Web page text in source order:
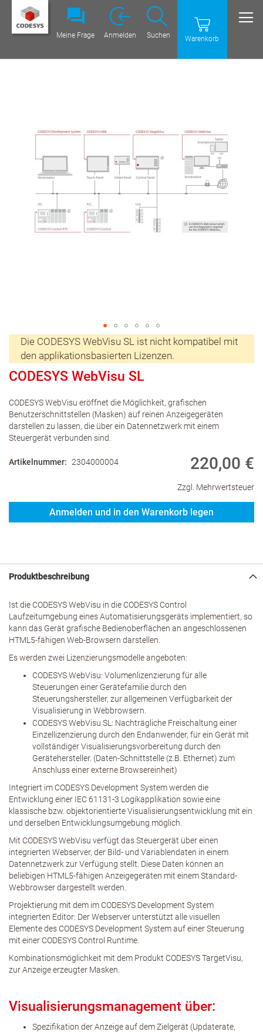
Warenkorb
Suchen
Meine Frage Anmelden
Die CODESYS WebVisu SL ist nicht kompatibel mit
den applikationsbasierten Lizenzen.
CODESYS WebVisu SL
CODESYS WebVisu eröffnet die Möglichkeit, grafischen
Benutzerschnittstellen (Masken) auf reinen Anzeigegeräten
darstellen zu lassen, die über ein Datennetzwerk mit einem
Steuergerät verbunden sind.
Artikelnummer 2304000004 220,00 €
Zzgl. Mehrwertsteuer
Anmelden und in den Warenkorb legen
Produktbeschreibung
Ist die CODESYS WebVisu in die CODESYS Control
Laufzeitumgebung eines Automatisierungsgeräts implementiert, so
kann das Gerät grafische Bedienoberflächen an angeschlossenen
HTML5-fähigen Web-Browsern darstellen.
Es werden zwei Lizenzierungsmodelle angeboten:
CODESYS WebVisu: Volumenlizenzierung für alle
Steuerungen einer Gerätefamilie durch den
Steuerungshersteller, zur allgemeinen Verfügbarkeit der
Visualisierung in Webbrowsern.
CODESYS WebVisu SL: Nachträgliche Freischaltung einer
Einzellizenzierung durch den Endanwender, für ein Gerät mit
vollständiger Visualisierungsvorbereitung durch den
Gerätehersteller. (Daten-Schnittstelle (z.B. Ethernet) zum
Anschluss einer externe Browsereinheit)
Integriert im CODESYS Development System werden die
Entwicklung einer IEC 61131-3 Logikapplikation sowie eine
klassische bzw. objektorientierte Visualisierungsentwicklung mit ein
und derselben Entwicklungsumgebung möglich.
Mit CODESYS WebVisu verfügt das Steuergerät über einen
integrierten Webserver, der Bild- und Variablendaten in einem
Datennetzwerk zur Verfügung stellt. Diese Daten können an
beliebigen HTML5-fähigen Anzeigegeräten mit einem Standard-
Webbrowser dargestellt werden.
Projektierung mit dem im CODESYS Development System
integrierten Editor: Der Webserver unterstützt alle visuellen
Elemente des CODESYS Development System auf einer Steuerung
mit einer CODESYS Control Runtime.
Kombinationsmöglichkeit mit dem Produkt CODESYS TargetVisu,
zur Anzeige erzeugter Masken.
Visualisierungsmanagement über:
Spezifikation der Anzeige auf dem Zielgerät (Updaterate,